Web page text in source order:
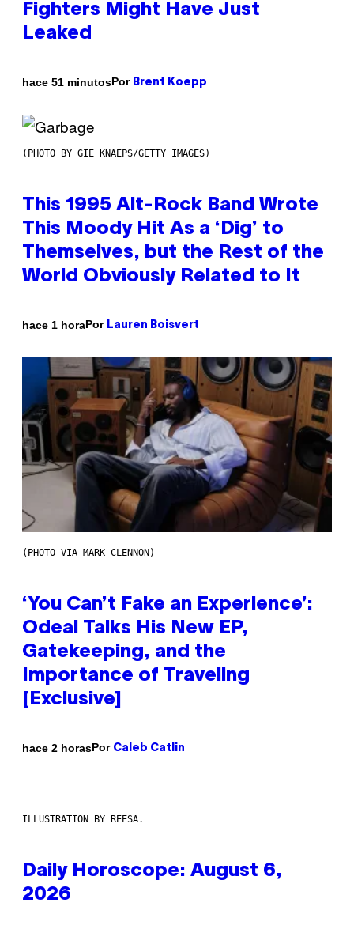
Fighters Might Have Just
Leaked
hace 51 minutosPor Brent Koepp
(PHOTO BY GIE KNAEPS/GETTY IMAGES)
This 1995 Alt-Rock Band Wrote
This Moody Hit As a ‘Dig’ to
Themselves, but the Rest of the
World Obviously Related to It
hace 1 horaPor Lauren Boisvert
(PHOTO VIA MARK CLENNON)
‘You Can’t Fake an Experience’:
Odeal Talks His New EP,
Gatekeeping, and the
Importance of Traveling
[Exclusive]
hace 2 horasPor Caleb Catlin
ILLUSTRATION BY REESA.
Daily Horoscope: August 6,
2026